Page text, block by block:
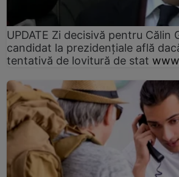
UPDATE Zi decisivă pentru Călin
candidat la prezidențiale află
tentativă de lovitură de stat